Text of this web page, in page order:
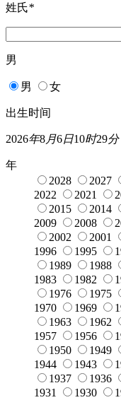
姓氏*
男
男 女
出生时间
2026年8月6日10时29分
年
2028
2027
2022
2021
2015
2014
2009
2008
2002
2001
1996
1995
1989
1988
1983
1982
1976
1975
1970
1969
1963
1962
1957
1956
1950
1949
1944
1943
1937
1936
1931
1930